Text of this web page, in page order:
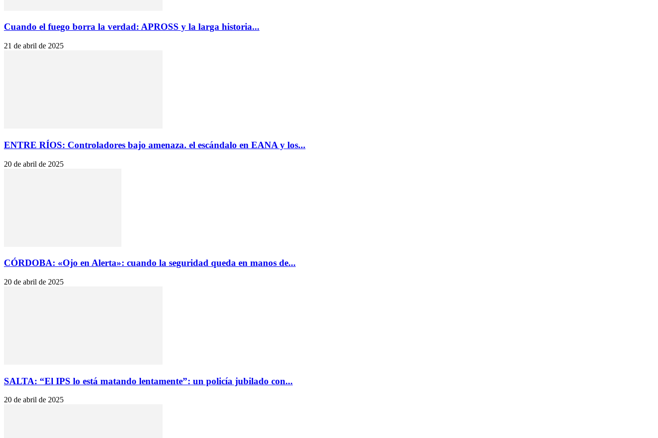
Cuando el fuego borra la verdad: APROSS y la larga historia...
21 de abril de 2025
ENTRE RÍOS: Controladores bajo amenaza. el escándalo en EANA y los...
20 de abril de 2025
CÓRDOBA: «Ojo en Alerta»: cuando la seguridad queda en manos de...
20 de abril de 2025
SALTA: “El IPS lo está matando lentamente”: un policía jubilado con...
20 de abril de 2025